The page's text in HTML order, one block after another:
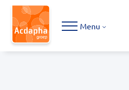
Hoofdmenu
Menu